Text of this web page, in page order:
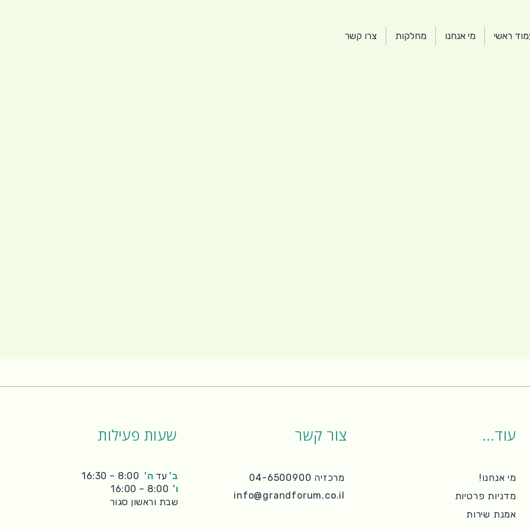
ראשי מי אנחנו מחלקות צרו קשר
שעות פעילות
ב' עד ה'
ו' 8:00 – 16:00
שבת וראשון סגור
צור קשר
מרכזיה 04-6500900
info@grandforum.co.il
עוד...
מי אנחנו!
מדניות פרטיות
אמנת שירות